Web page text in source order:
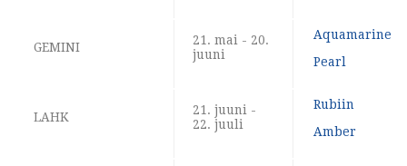
GEMINI
21. mai - 20.
juuni
Aquamarine
Pearl
LAHK
21. juuni -
22. juuli
Rubiin
Amber